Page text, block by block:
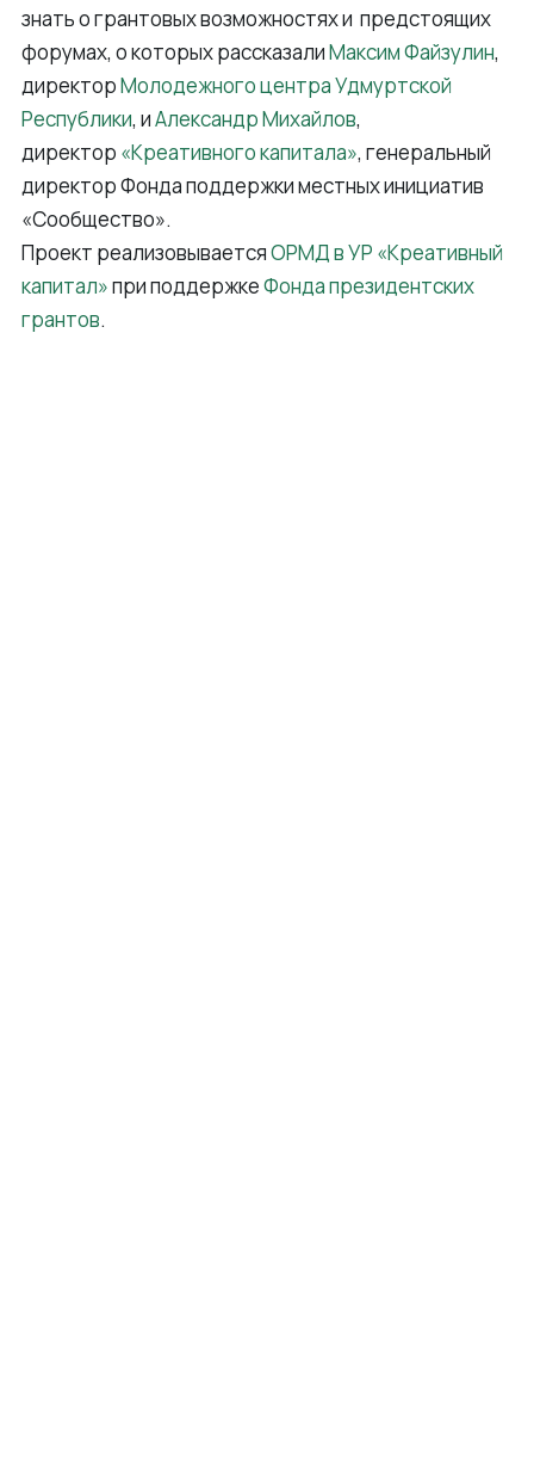
знать о грантовых возможностях и предстоящих
форумах, о которых рассказалиМаксим Файзулин,
директорМолодежного центра Удмуртской
Республики, иАлександр Михайлов,
директор «Креативного капитала», генеральный
директор Фонда поддержки местных инициатив
«Сообщество».
Проект реализовываетсяОРМД в УР «Креативный
капитал»при поддержкеФонда президентских
грантов.